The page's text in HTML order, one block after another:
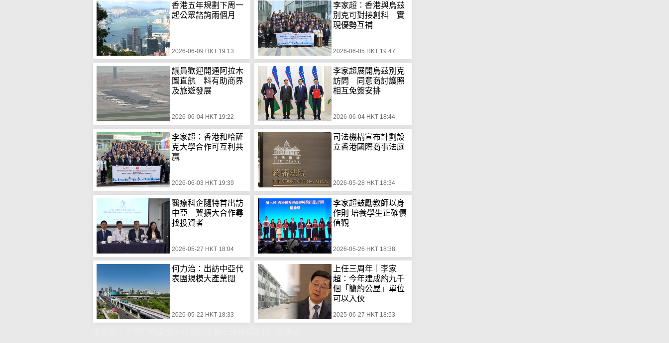
香港五年規劃下周一
起公眾諮詢兩個月
2026-06-09 HKT 19:13
李家超：香港與烏茲
別克可對接創科 實
現優勢互補
2026-06-05 HKT 19:47
議員歡迎開通阿拉木
圖直航 料有助商界
及旅遊發展
2026-06-04 HKT 19:22
李家超展開烏茲別克
訪問 同意商討護照
相互免簽安排
2026-06-04 HKT 18:44
李家超：香港和哈薩
克大學合作可互利共
贏
2026-06-03 HKT 19:39
司法機構宣布計劃設
立香港國際商事法庭
2026-05-28 HKT 18:34
醫療科企隨特首出訪
中亞 冀擴大合作尋
找投資者
2026-05-27 HKT 18:04
李家超鼓勵教師以身
作則 培養學生正確價
值觀
2026-05-26 HKT 18:38
何力治：出訪中亞代
表團規模大產業闊
2026-05-22 HKT 18:33
上任三周年｜李家
超：今年建成約九千
個「簡約公屋」單位
可以入伙
2025-06-27 HKT 18:53